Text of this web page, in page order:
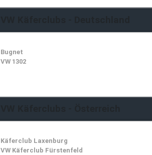
Bugnet
VW 1302
Käferclub Laxenburg
VW Käferclub Fürstenfeld